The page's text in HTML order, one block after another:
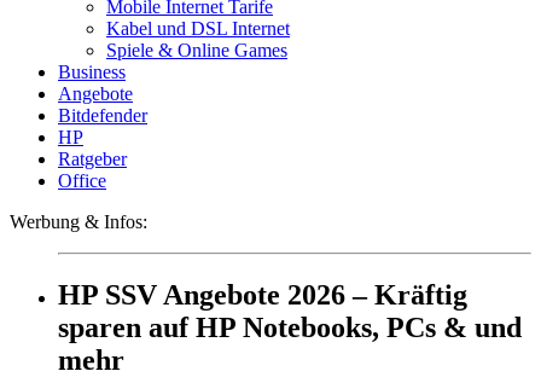
Mobile Internet Tarife
Kabel und DSL Internet
Spiele & Online Games
Business
Angebote
Bitdefender
HP
Ratgeber
Office
Werbung & Infos:
HP SSV Angebote 2026 – Kräftig
sparen auf HP Notebooks, PCs & und
mehr